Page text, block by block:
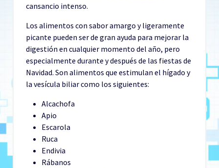
cansancio intenso.
Los alimentos con sabor amargo y ligeramente
picante pueden ser de gran ayuda para mejorar la
digestión en cualquier momento del año, pero
especialmente durante y después de las fiestas de
Navidad. Son alimentos que estimulan el hígado y
la vesícula biliar como los siguientes:
Alcachofa
Apio
Escarola
Ruca
Endivia
Rábanos